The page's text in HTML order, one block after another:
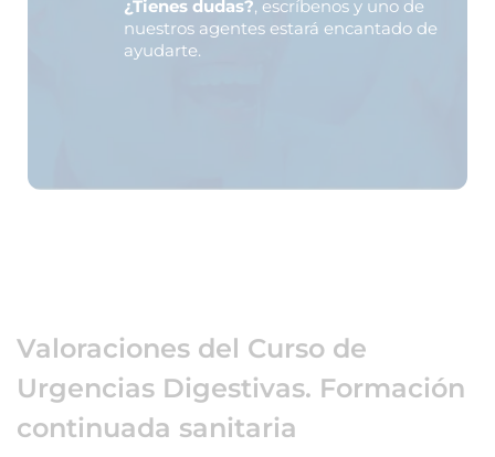
¿Tienes dudas?, escríbenos y uno de
nuestros agentes estará encantado de
ayudarte.
Valoraciones del Curso de
Urgencias Digestivas. Formación
continuada sanitaria